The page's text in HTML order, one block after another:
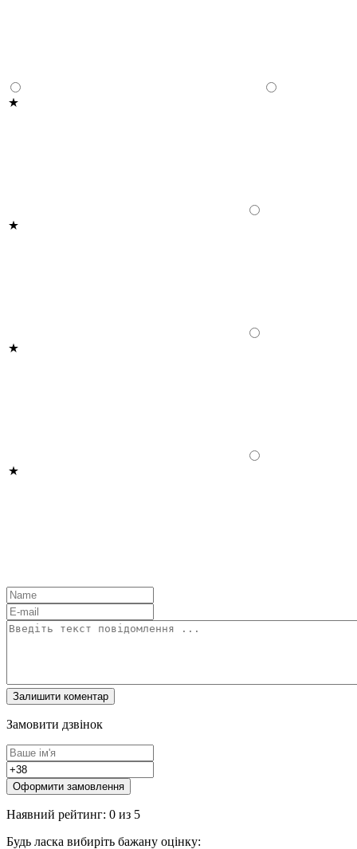
Замовити дзвінок
Оформити замовлення
Наявний рейтинг: 0 из 5
Будь ласка вибиріть бажану оцінку: